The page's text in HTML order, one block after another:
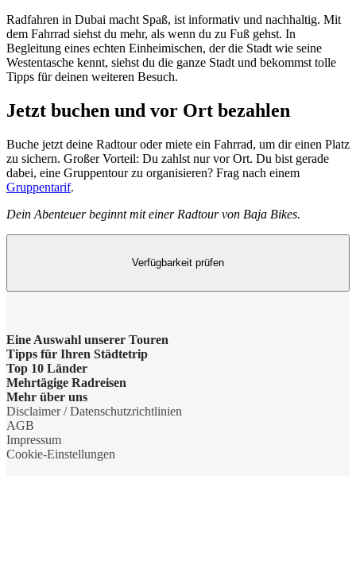
Radfahren in Dubai macht Spaß, ist informativ und nachhaltig. Mit
dem Fahrrad siehst du mehr, als wenn du zu Fuß gehst. In
Begleitung eines echten Einheimischen, der die Stadt wie seine
Westentasche kennt, siehst du die ganze Stadt und bekommst tolle
Tipps für deinen weiteren Besuch.
Jetzt buchen und vor Ort bezahlen
Buche jetzt deine Radtour oder miete ein Fahrrad, um dir einen Platz
zu sichern. Großer Vorteil: Du zahlst nur vor Ort. Du bist gerade
dabei, eine Gruppentour zu organisieren? Frag nach einem
Gruppentarif.
Dein Abenteuer beginnt mit einer Radtour von Baja Bikes.
Verfügbarkeit prüfen
Eine Auswahl unserer Touren
Barcelona Highlights Tour
Berlin Highlights Tour
Highlights von Paris
Private Tour Tallinn
Tipps für Ihren Städtetrip
Strände bei Athen
Barcelonas Stadtteile
Nahverkehr in Dublin
Shopping in Amsterdam
Top 10 Länder
Niederlande
Deutschland
England
Mehrtägige Radreisen
Radreise Niederlande
Radreise Amsterdam
Mehr über uns
Gruppenreisen
Nachhaltigkeit
Disclaimer / Datenschutzrichtlinien
AGB
Impressum
Cookie-Einstellungen